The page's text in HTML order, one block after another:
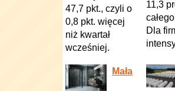
47,7 pkt., czyli o
0,8 pkt. więcej
niż kwartał
wcześniej.
11,3
Dla
Mała